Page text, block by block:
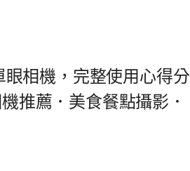
眼相機，完整使用心得分
推薦．美食餐點攝影．